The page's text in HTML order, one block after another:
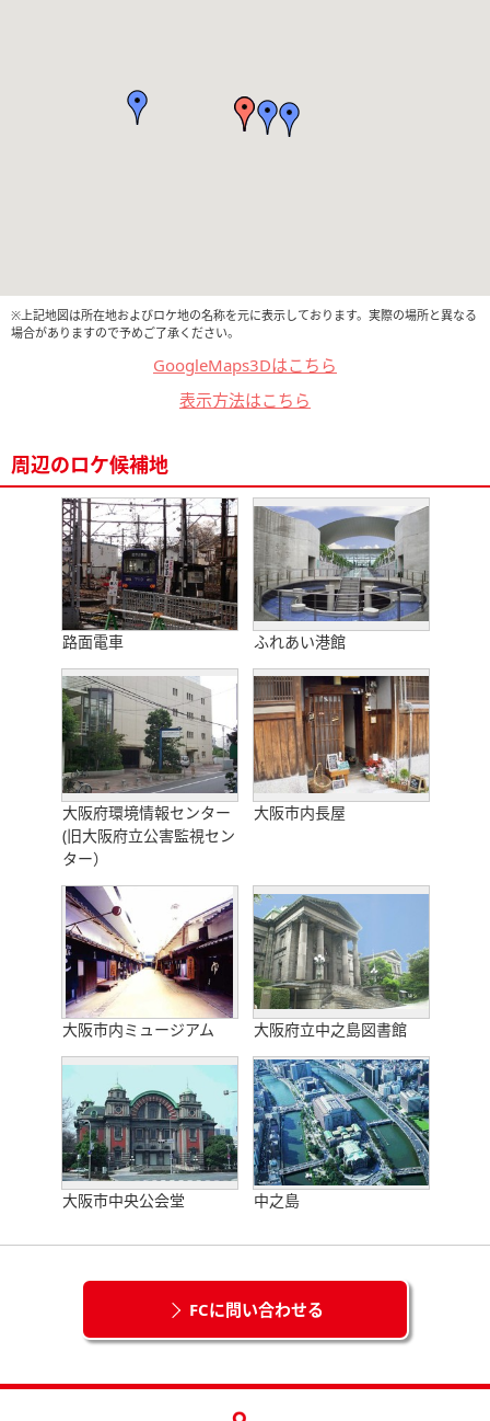
※上記地図は所在地およびロケ地の名称を元に表示しております。実際の場所と異なる
場合がありますので予めご了承ください。
GoogleMaps3Dはこちら
表示方法はこちら
周辺のロケ候補地
路面電車 ふれあい港館
大阪府環境情報センター
(旧大阪府立公害監視セン
ター）
大阪市内長屋
大阪市内ミュージアム 大阪府立中之島図書館
大阪市中央公会堂 中之島
FCに問い合わせる